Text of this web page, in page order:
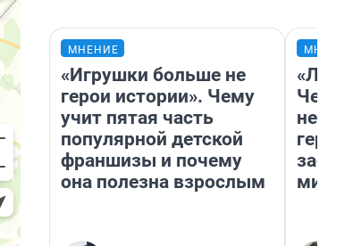
МНЕНИЕ
«Игрушки больше не
герои истории». Чему
учит пятая часть
популярной детской
франшизы и почему
она полезна взрослым
Чем
герои